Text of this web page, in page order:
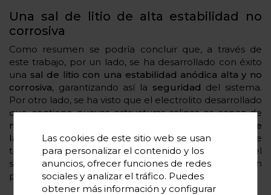
Una sal de litio de alta estabilidad no
corrosiva
Como resumen se podría concluir que, a través de
este trabajo, por un lado, se ha desarrollado con éxito
una sal de litio con una estabilidad anódica alta y no
corrosiva, garantizando así la seguridad del sistema.
Por otro lado, se ha visto que el electrolito desarrollado
que contiene nuevas estructuras salinas es capaz de
mejorar la retención de capacidad y la estabilidad de
la batería llegando a los 200 ciclos. Por tanto, este
trabajo sienta las bases de futuras optimizaciones del
sistema que permitan hacer realidad la aplicación
práctica de este tipo de electrolitos.
Las cookies de este sitio web se usan
para personalizar el contenido y los
anuncios, ofrecer funciones de redes
sociales y analizar el tráfico. Puedes
obtener más información y configurar